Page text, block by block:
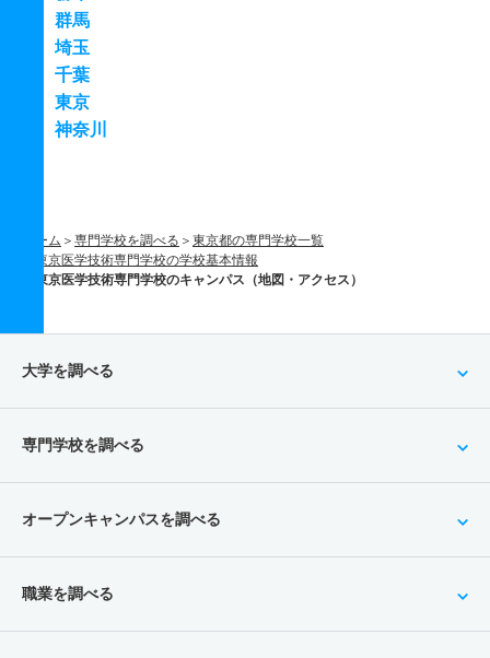
群馬
埼玉
千葉
東京
神奈川
ホーム 専門学校を調べる
東京都の専門学校一覧
東京医学技術専門学校の学校基本情報
東京医学技術専門学校のキャンパス（地図・アクセス）
大学を調べる
専門学校を調べる
オープンキャンパスを調べる
職業を調べる